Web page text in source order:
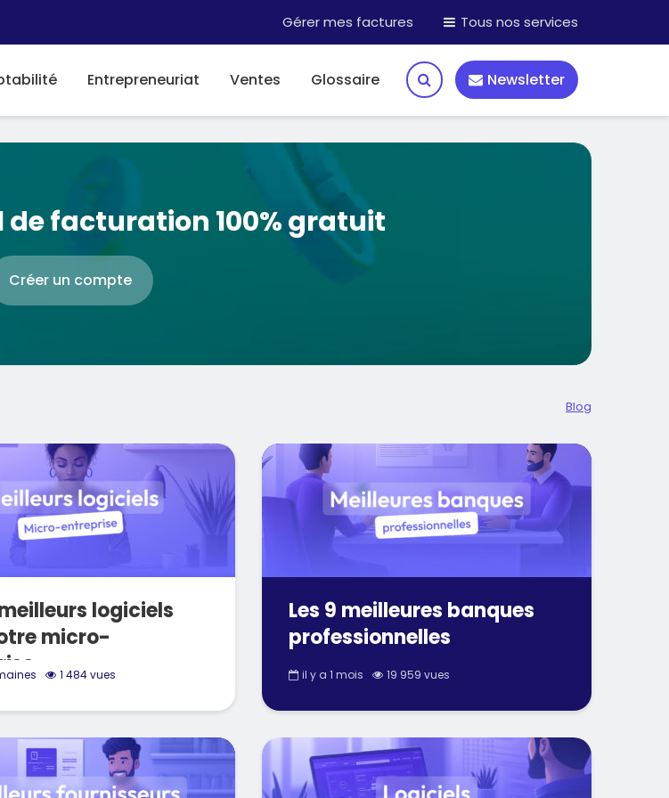
Gérer mes factures Tous nos services
Entrepreneuriat Ventes Glossaire Newsletter
facturation 100% gratuit
Créer un compte
Blog
logiciels
micro-
1 484 vues
Les 9 meilleures banques
professionnelles
il y a 1 mois 19 959 vues